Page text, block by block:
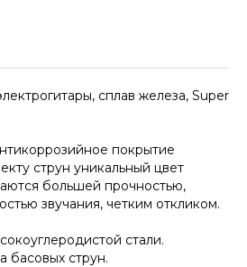
сплав железа, Super
покрытие
струн уникальный цвет
большей прочностью,
звучания, четким откликом.
стали.
басовых струн.